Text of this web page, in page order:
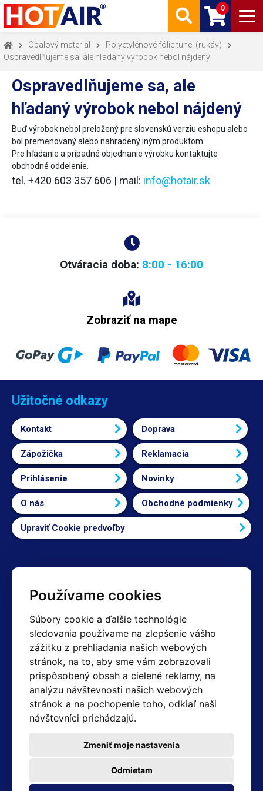
Používame cookies
Súbory cookie a ďalšie technológie
sledovania používame na zlepšenie vášho
zážitku z prehliadania našich webových
stránok, na to, aby sme vám zobrazovali
prispôsobený obsah a cielené reklamy, na
analýzu návštevnosti našich webových
stránok a na pochopenie toho, odkiaľ naši
návštevníci prichádzajú.
Odmietam
Zmeniť moje nastavenia
0
Obalový materiál
Polyetylénové fólie tunel (rukáv)
Ospravedlňujeme sa, ale hľadaný výrobok nebol nájdený
Ospravedlňujeme sa, ale
hľadaný výrobok nebol nájdený
Buď výrobok nebol preložený pre slovenskú verziu eshopu alebo
bol premenovaný alebo nahradený iným produktom.
Pre hľadanie a prípadné objednanie výrobku kontaktujte
obchodné oddelenie.
tel. +420 603 357 606 | mail: info@hotair.sk
Otváracia doba: 8:00 - 16:00
Zobraziť na mape
Užitočné odkazy
Kontakt Doprava
Zápožička Reklamacia
Prihlásenie Novinky
O nás Obchodné podmienky
Upraviť Cookie predvoľby
Kontakty
+420 603 357 606 +420 605 234 204
info@hotair.cz
Fakturačné a expedičné oddelenie
+420 605 259 759 (Po–Pia: 7:30 – 15:00)
Technické oddelenie
+420 603 355 085 (Po–Pia: 8:00 – 16:00)
servis@hotair.cz
Výdaj tovaru (Ostrava): Po-Pia: 8:00 - 16:00
Platba len v hotovosti